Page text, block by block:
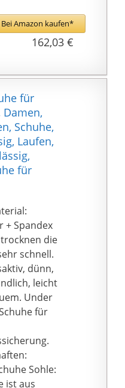
zu
mit
und Haptik.
und
Air-
zwei
für die
aus
Leistung.
hilft
der
Bei Amazon kaufen*
162,03 €
für
Schuhe,
Laufen,
für
+ Spandex
die
schnell.
dünn,
leicht
Under
für
Sohle:
ist aus